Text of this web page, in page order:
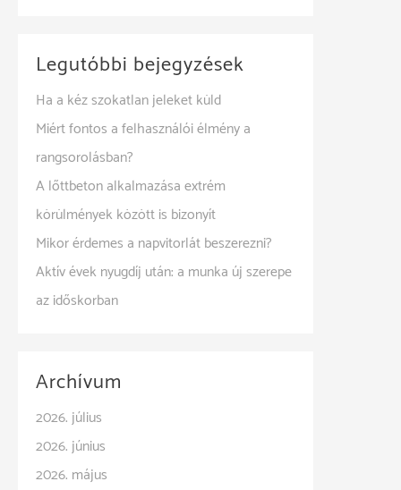
Legutóbbi bejegyzések
Ha a kéz szokatlan jeleket küld
Miért fontos a felhasználói élmény a
rangsorolásban?
A lőttbeton alkalmazása extrém
körülmények között is bizonyít
Mikor érdemes a napvitorlát beszerezni?
Aktív évek nyugdíj után: a munka új szerepe
az időskorban
Archívum
2026. július
2026. június
2026. május